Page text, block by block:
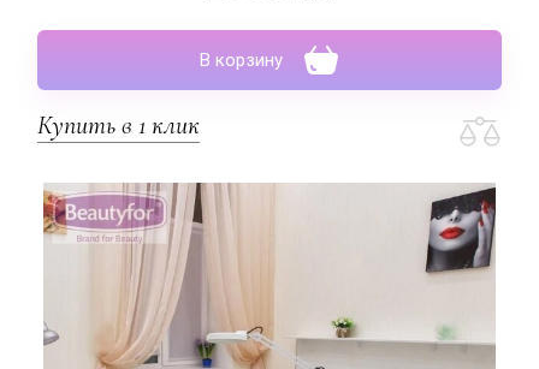
В корзину
Купить в 1 клик